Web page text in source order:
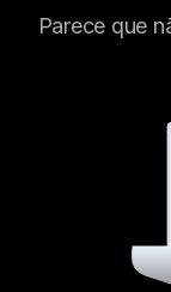
Parece que